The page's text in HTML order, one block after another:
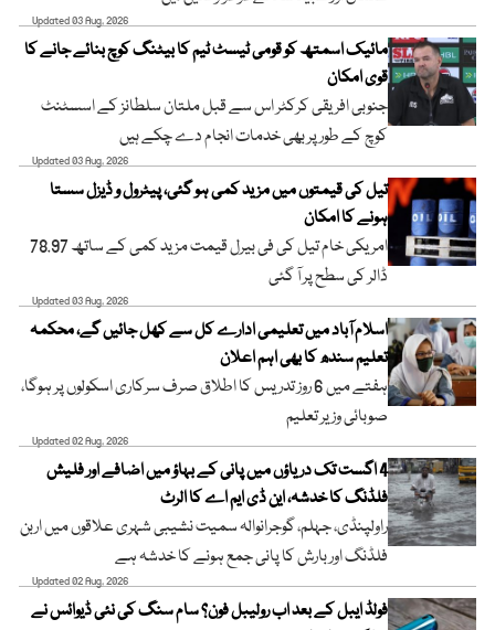
Updated 03 Aug, 2026
مائیک اسمتھ کو قومی ٹیسٹ ٹیم کا بیٹنگ کوچ بنائے جانے کا
قوی امکان
جنوبی افریقی کرکٹر اس سے قبل ملتان سلطانز کے اسسٹنٹ
کوچ کے طور پر بھی خدمات انجام دے چکے ہیں
Updated 03 Aug, 2026
تیل کی قیمتوں میں مزید کمی ہو گئی، پیٹرول و ڈیزل سستا
ہونے کا امکان
امریکی خام تیل کی فی بیرل قیمت مزید کمی کے ساتھ 78.97
ڈالر کی سطح پر آ گئی
Updated 03 Aug, 2026
اسلام آباد میں تعلیمی ادارے کل سے کھل جائیں گے، محکمہ
تعلیم سندھ کا بھی اہم اعلان
ہفتے میں 6 روز تدریس کا اطلاق صرف سرکاری اسکولوں پر ہوگا،
صوبائی وزیر تعلیم
Updated 02 Aug, 2026
4 اگست تک دریاؤں میں پانی کے بہاؤ میں اضافے اور فلیش
فلڈنگ کا خدشہ، این ڈی ایم اے کا الرٹ
راولپنڈی، جہلم، گوجرانوالہ سمیت نشیبی شہری علاقوں میں اربن
فلڈنگ اور بارش کا پانی جمع ہونے کا خدشہ ہے
Updated 02 Aug, 2026
فولڈ ایبل کے بعد اب رولیبل فون؟ سام سنگ کی نئی ڈیوائس نے